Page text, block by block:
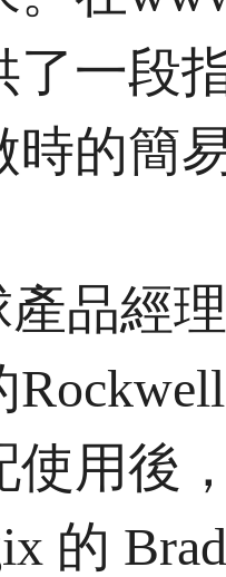
了一段
時的簡
品經
使用後
的